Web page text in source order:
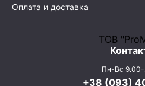
Оплата и доставка
ТОВ
Пн-Вс
+38 (093)